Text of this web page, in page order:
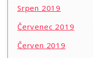
Srpen 2019
Červenec 2019
Červen 2019